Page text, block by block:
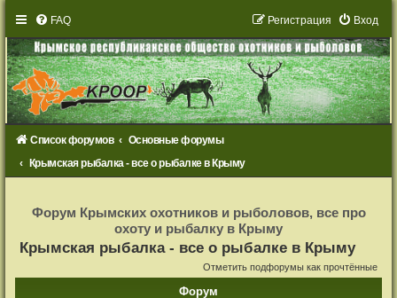
FAQ Вход
Регистрация
Список форумов
Основные форумы
Крымская рыбалка - все о рыбалке в Крыму
с
т
Форум Крымских охотников и рыболовов, все про
охоту и рыбалку в Крыму
Крымская рыбалка - все о рыбалке в Крыму
Отметить подфорумы как прочтённые
Форум